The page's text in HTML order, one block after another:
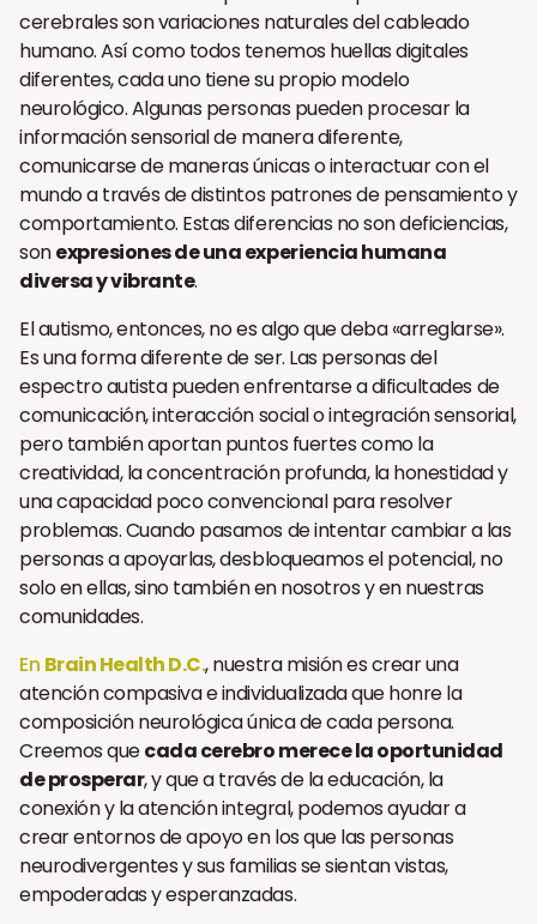
cerebrales son variaciones naturales del cableado
humano. Así como todos tenemos huellas digitales
diferentes, cada uno tiene su propio modelo
neurológico. Algunas personas pueden procesar la
información sensorial de manera diferente,
comunicarse de maneras únicas o interactuar con el
mundo a través de distintos patrones de pensamiento y
comportamiento. Estas diferencias no son deficiencias,
sonexpresiones de una experiencia humana
diversa y vibrante.
El autismo, entonces, no es algo que deba «arreglarse».
Es una forma diferente de ser. Las personas del
espectro autista pueden enfrentarse a dificultades de
comunicación, interacción social o integración sensorial,
pero también aportan puntos fuertes como la
creatividad, la concentración profunda, la honestidad y
una capacidad poco convencional para resolver
problemas. Cuando pasamos de intentar cambiar a las
personas a apoyarlas, desbloqueamos el potencial, no
solo en ellas, sino también en nosotros y en nuestras
comunidades.
En Brain Health D.C., nuestra misión es crear una
atención compasiva e individualizada que honre la
composición neurológica única de cada persona.
Creemos quecada cerebro merece la oportunidad
de prosperar, y que a través de la educación, la
conexión y la atención integral, podemos ayudar a
crear entornos de apoyo en los que las personas
neurodivergentes y sus familias se sientan vistas,
empoderadas y esperanzadas.